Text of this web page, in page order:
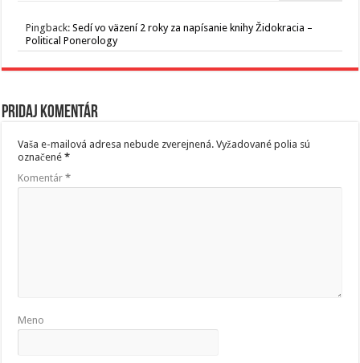
Pingback:Sedí vo väzení 2 roky za napísanie knihy Židokracia –
Political Ponerology
Pridaj komentár
Vaša e-mailová adresa nebude zverejnená. Vyžadované polia sú
označené*
Komentár*
Meno